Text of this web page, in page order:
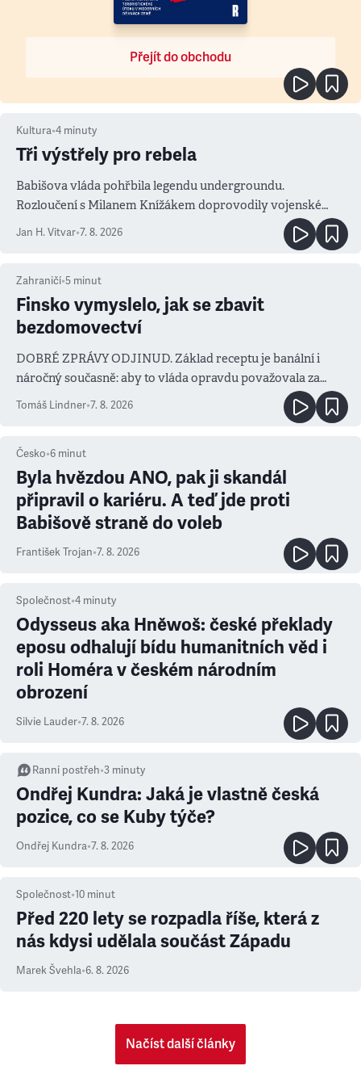
Přejít do obchodu
Kultura•4 minuty
Tři výstřely pro rebela
Babišova vláda pohřbila legendu undergroundu.
Rozloučení s Milanem Knížákem doprovodily vojenské
salvy i kritika pokrokářů
Jan H. Vitvar•7. 8. 2026
Zahraničí•5 minut
Finsko vymyslelo, jak se zbavit
bezdomovectví
DOBRÉ ZPRÁVY ODJINUD. Základ receptu je banální i
náročný současně: aby to vláda opravdu považovala za
prioritu
Tomáš Lindner•7. 8. 2026
Česko•6 minut
Byla hvězdou ANO, pak ji skandál
připravil o kariéru. A teď jde proti
Babišově straně do voleb
František Trojan•7. 8. 2026
Společnost•4 minuty
Odysseus aka Hněwoš: české překlady
eposu odhalují bídu humanitních věd i
roli Homéra v českém národním
obrození
Silvie Lauder•7. 8. 2026
Ranní postřeh•3 minuty
Ondřej Kundra: Jaká je vlastně česká
pozice, co se Kuby týče?
Ondřej Kundra•7. 8. 2026
Společnost•10 minut
Před 220 lety se rozpadla říše, která z
nás kdysi udělala součást Západu
Marek Švehla•6. 8. 2026
Načíst další články